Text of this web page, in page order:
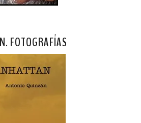
FOTOGRAFÍAS